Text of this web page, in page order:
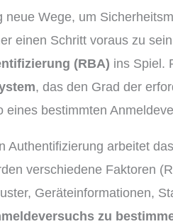
neue Wege, um
einen Schritt voraus zu
(RBA) ins Spiel.
, das den Grad der
eines bestimmten
Authentifizierung arbeitet
verschiedene Faktoren
Geräteinformationen,
zu